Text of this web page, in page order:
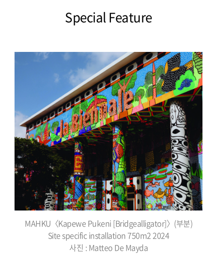
Special Feature
MAHKU〈Kapewe Pukeni [Bridgealligator]〉(부분)
Site specific installation 750m2 2024
사진 : Matteo De Mayda